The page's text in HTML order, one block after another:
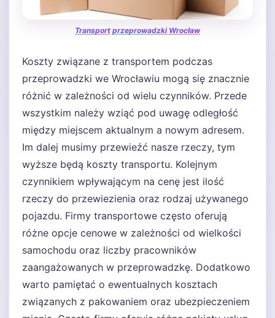
Transport przeprowadzki Wrocław
Koszty związane z transportem podczas
przeprowadzki we Wrocławiu mogą się znacznie
różnić w zależności od wielu czynników. Przede
wszystkim należy wziąć pod uwagę odległość
między miejscem aktualnym a nowym adresem.
Im dalej musimy przewieźć nasze rzeczy, tym
wyższe będą koszty transportu. Kolejnym
czynnikiem wpływającym na cenę jest ilość
rzeczy do przewiezienia oraz rodzaj używanego
pojazdu. Firmy transportowe często oferują
różne opcje cenowe w zależności od wielkości
samochodu oraz liczby pracowników
zaangażowanych w przeprowadzkę. Dodatkowo
warto pamiętać o ewentualnych kosztach
związanych z pakowaniem oraz ubezpieczeniem